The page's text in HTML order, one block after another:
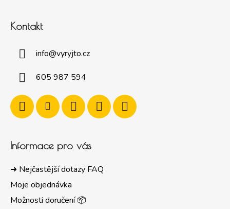
Kontakt
info@vyryjto.cz
605 987 594
Informace pro vás
➜ Nejčastější dotazy FAQ
Moje objednávka
Možnosti doručení 📦